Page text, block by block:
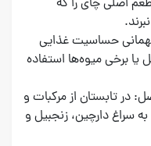
اصلی چای را که
حساسیت غذایی
یا برخی میوه‌ها استفاده
در تابستان از مرکبات و
سراغ دارچین، زنجبیل و